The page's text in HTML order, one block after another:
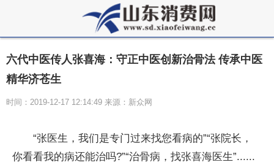
六代中医传人张喜海：守正中医创新治骨法 传承中医
精华济苍生
时间：2019-12-17 12:14:49 来源：新众网
“张医生，我们是专门过来找您看病的”“张院长，
你看看我的病还能治吗?”“治骨病，找张喜海医生”......